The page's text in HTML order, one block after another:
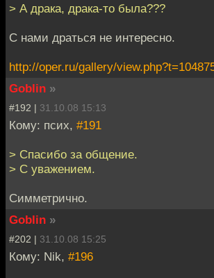
> А драка, драка-то была???
С нами драться не интересно.
http://oper.ru/gallery/
Goblin »
#192 | 31.10.08 15:13
Кому: псих, #191
> Спасибо за общение.
> С уважением.
Симметрично.
Goblin »
#202 | 31.10.08 15:25
Кому: Nik, #196